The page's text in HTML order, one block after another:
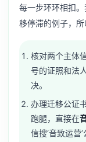
每一步环环相扣
移停滞的例子，所
核对两个主体
号的证照和法
决。
办理迁移公证
跑腿，直接在
信搜‘音致运营